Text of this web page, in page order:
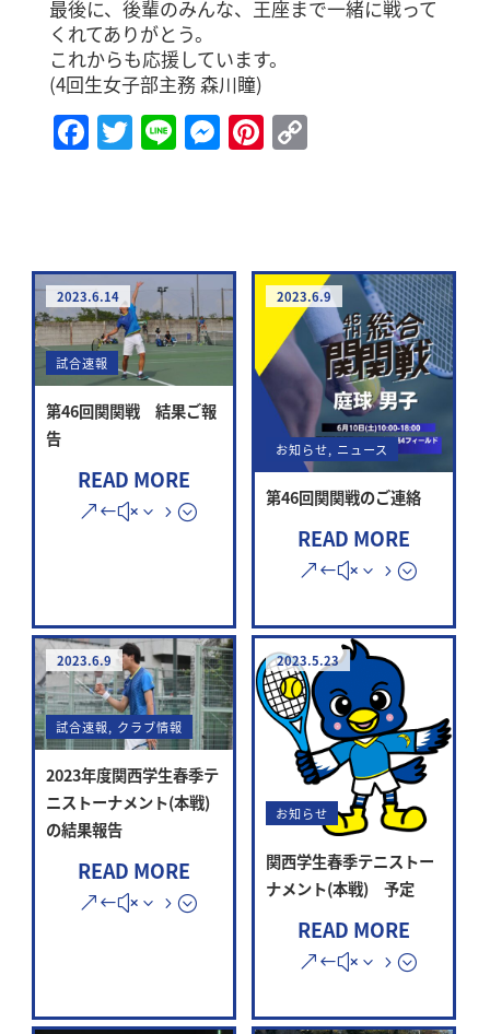
最後に、後輩のみんな、王座まで一緒に戦って
くれてありがとう。
これからも応援しています。
(4回生女子部主務 森川瞳)
Facebook
Twitter
LineMessenger
Pinterest
Copy
2023.6.14
試合速報
第46回関関戦 結果ご報
告
READ MORE
2023.6.9
お知らせ, ニュース
第46回関関戦のご連絡
READ MORE
2023.6.9
試合速報, クラブ情報
2023年度関西学生春季テ
ニストーナメント(本戦)
の結果報告
READ MORE
2023.5.23
お知らせ
関西学生春季テニストー
ナメント(本戦) 予定
READ MORE